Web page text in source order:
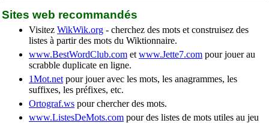
Sites web recommandés
Visitez WikWik.org - cherchez des mots et construisez des
listes à partir des mots du Wiktionnaire.
www.BestWordClub.com et www.Jette7.com pour jouer au
scrabble duplicate en ligne.
1Mot.net pour jouer avec les mots, les anagrammes, les
suffixes, les préfixes, etc.
Ortograf.ws pour chercher des mots.
www.ListesDeMots.com pour des listes de mots utiles au jeu